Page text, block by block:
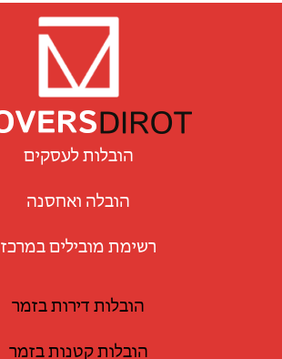
הובלות לעסקים
הובלה ואחסנה
רשימת מובילים במרכז
הובלות דירות בזמר
הובלות קטנות בזמר